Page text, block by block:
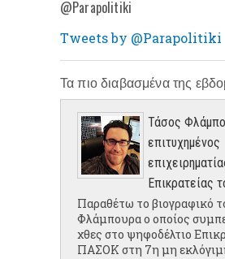
@Parapolitiki
Tweets by @Parapolitiki
Τα πιο διαβασμένα της
Τάσος
επιτυχημένος
Επικρατείας
Παραθέτω το βιογραφικό
Φλάμπουρα ο οποίος
χθες στο ψηφοδέλτιο
ΠΑΣΟΚ στη 7η μη